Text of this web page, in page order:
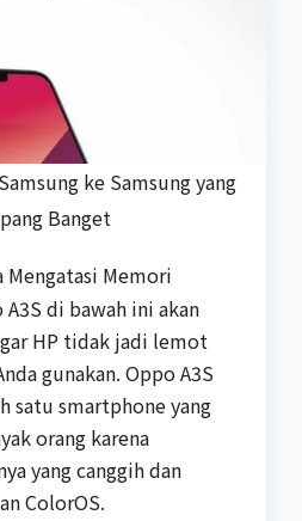
ke Samsung yang
Banget
Mengatasi Memori
di bawah ini akan
HP tidak jadi lemot
gunakan. Oppo A3S
satu smartphone yang
orang karena
yang canggih dan
ColorOS.